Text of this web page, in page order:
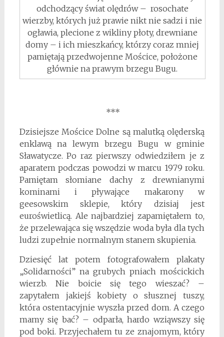
odchodzący świat olędrów – rosochate
wierzby, których już prawie nikt nie sadzi i nie
ogławia, plecione z wikliny płoty, drewniane
domy – i ich mieszkańcy, którzy coraz mniej
pamiętają przedwojenne Mościce, położone
głównie na prawym brzegu Bugu.
***
Dzisiejsze Mościce Dolne są malutką olęderską
enklawą na lewym brzegu Bugu w gminie
Sławatycze. Po raz pierwszy odwiedziłem je z
aparatem podczas powodzi w marcu 1979 roku.
Pamiętam słomiane dachy z drewnianymi
kominami i pływające makarony w
geesowskim sklepie, który dzisiaj jest
euroświetlicą. Ale najbardziej zapamiętałem to,
że przelewająca się wszędzie woda była dla tych
ludzi zupełnie normalnym stanem skupienia.
Dziesięć lat potem fotografowałem plakaty
„Solidarności” na grubych pniach mościckich
wierzb. Nie boicie się tego wieszać? –
zapytałem jakiejś kobiety o słusznej tuszy,
która ostentacyjnie wyszła przed dom. A czego
mamy się bać? – odparła, hardo wziąwszy się
pod boki. Przyjechałem tu ze znajomym, który